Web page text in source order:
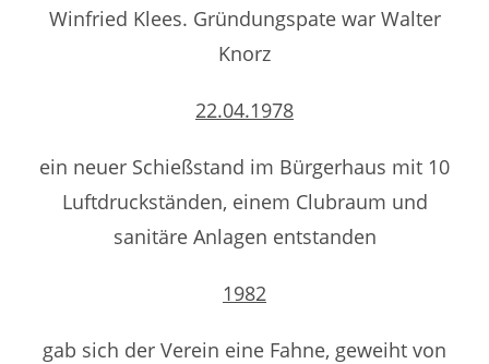
Winfried Klees. Gründungspate war Walter
Knorz
22.04.1978
ein neuer Schießstand im Bürgerhaus mit 10
Luftdruckständen, einem Clubraum und
sanitäre Anlagen entstanden
1982
gab sich der Verein eine Fahne, geweiht von